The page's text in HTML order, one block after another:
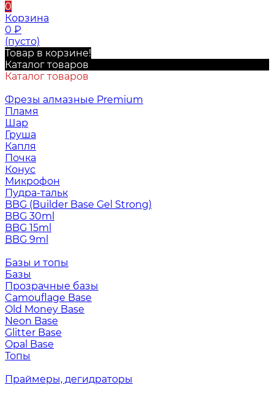
0
Корзина
0 ₽
(пусто)
Товар в корзине!
Каталог товаров
Каталог товаров
Фрезы алмазные Premium
Пламя
Шар
Груша
Капля
Почка
Конус
Микрофон
Пудра-тальк
BBG (Builder Base Gel Strong)
BBG 30ml
BBG 15ml
BBG 9ml
Базы и топы
Базы
Прозрачные базы
Camouflage Base
Old Money Base
Neon Base
Glitter Base
Opal Base
Топы
Праймеры, дегидраторы